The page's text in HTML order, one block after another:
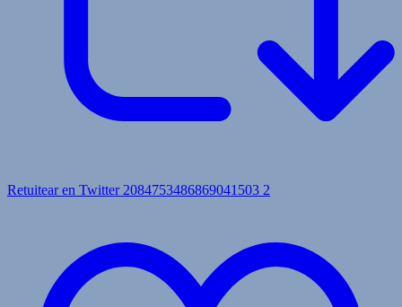
Retuitear en Twitter 2084753486869041503 2